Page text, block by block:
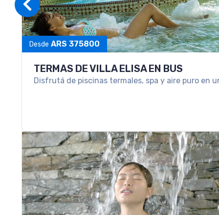
VACACIONES EN LOS PINOS RESORT &
Las mejores vacaciones en familia las vivís en Los